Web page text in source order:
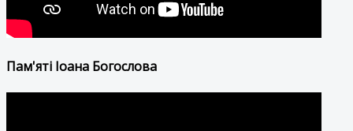
Пам'яті Іоана Богослова